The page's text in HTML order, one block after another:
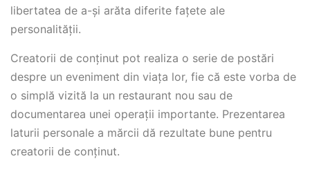
libertatea de a-și arăta diferite fațete ale
personalității.
Creatorii de conținut pot realiza o serie de postări
despre un eveniment din viața lor, fie că este vorba de
o simplă vizită la un restaurant nou sau de
documentarea unei operații importante. Prezentarea
laturii personale a mărcii dă rezultate bune pentru
creatorii de conținut.